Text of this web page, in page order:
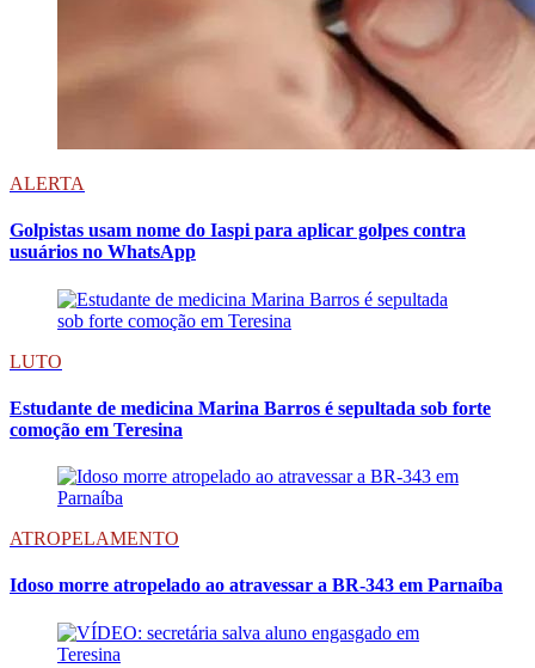
ALERTA
Golpistas usam nome do Iaspi para aplicar golpes contra
usuários no WhatsApp
LUTO
Estudante de medicina Marina Barros é sepultada sob forte
comoção em Teresina
ATROPELAMENTO
Idoso morre atropelado ao atravessar a BR-343 em Parnaíba